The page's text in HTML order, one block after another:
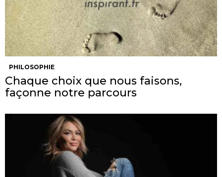
PHILOSOPHIE
Chaque choix que nous faisons,
façonne notre parcours